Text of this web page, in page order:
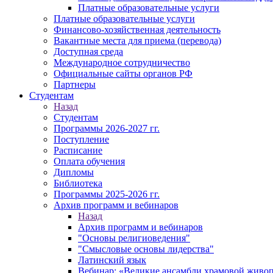
Платные образовательные услуги
Платные образовательные услуги
Финансово-хозяйственная деятельность
Вакантные места для приема (перевода)
Доступная среда
Международное сотрудничество
Официальные сайты органов РФ
Партнеры
Студентам
Назад
Студентам
Программы 2026-2027 гг.
Поступление
Расписание
Оплата обучения
Дипломы
Библиотека
Программы 2025-2026 гг.
Архив программ и вебинаров
Назад
Архив программ и вебинаров
"Основы религиоведения"
"Смысловые основы лидерства"
Латинский язык
Вебинар: «Великие ансамбли храмовой